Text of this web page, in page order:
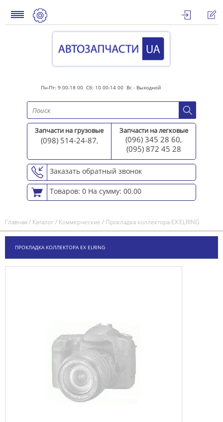
Пн-Пт: 9 00-18 00 Сб: 10 00-14 00 Вс - Выходной
Запчасти на грузовые
(098) 514-24-87,
Запчасти на легковые
(096) 345 28 60,
(095) 872 45 28
Заказать обратный звонок
Товаров: 0 На сумму: 00.00
Главная/ Каталог/ Коммерческие / Прокладка коллектора EX ELRING
ПРОКЛАДКА КОЛЛЕКТОРА EX ELRING